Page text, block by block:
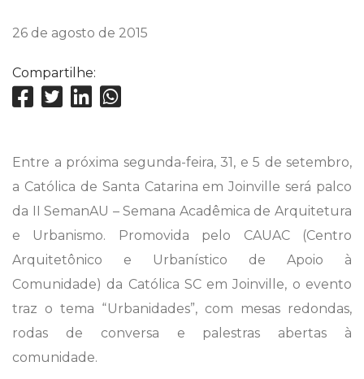
26 de agosto de 2015
Compartilhe:
Entre a próxima segunda-feira, 31, e 5 de setembro,
a Católica de Santa Catarina em Joinville será palco
da II SemanAU – Semana Acadêmica de Arquitetura
e Urbanismo. Promovida pelo CAUAC (Centro
Arquitetônico e Urbanístico de Apoio à
Comunidade) da Católica SC em Joinville, o evento
traz o tema “Urbanidades”, com mesas redondas,
rodas de conversa e palestras abertas à
comunidade.